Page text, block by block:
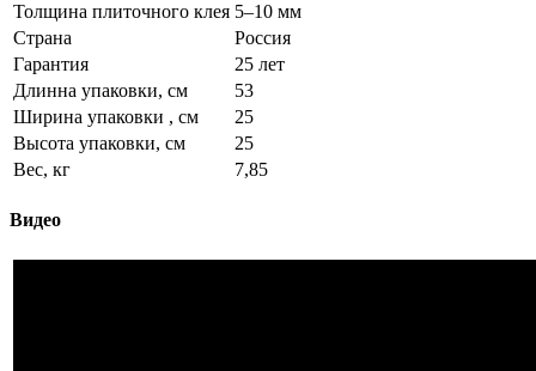
Толщина плиточного клея 5–10 мм
Страна
Россия
Гарантия
25 лет
Длинна упаковки, см
53
Ширина упаковки , см
25
Высота упаковки, см
25
Вес, кг
7,85
Видео